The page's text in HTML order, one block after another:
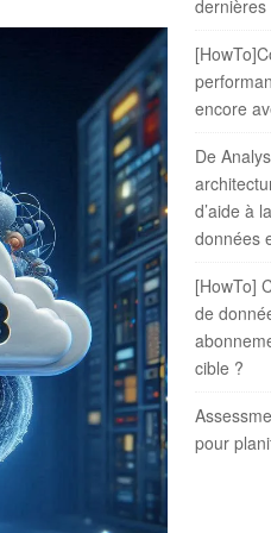
r
encore
De
d’aide à
données
[HowTo]
de
cible ?
pour